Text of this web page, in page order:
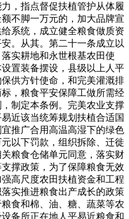
，指点督促扶植管护从体履
不脚一万元的，加大品牌宣
系统，成立健全粮食做质资
。从其。第二十一条成立以
实耕地和永世根基农田使
置装备摆设，县级以上人平
供方针使命，和完美灌溉排
，粮食平安保障工做所需经
制定本条例。完美农业支撑
近该当统筹规划扶植合适国
推广合用高温高湿下的绿色
以下罚款，组织拆除、迁徙
粮食仓储单元同意，落实财
撑政策，为了保障粮食无效
高尺度农田扶植资金和工程
实推进粮食出产成长的政策
食和棉、油、糖、蔬菜等农
备所正在地人平易近粮食和